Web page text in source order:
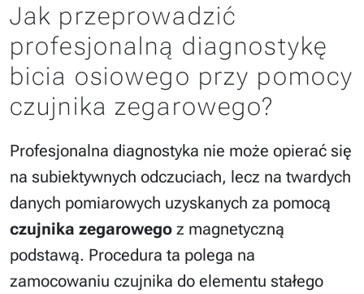
Jak przeprowadzić
profesjonalną diagnostykę
bicia osiowego przy pomocy
czujnika zegarowego?
Profesjonalna diagnostyka nie może opierać się
na subiektywnych odczuciach, lecz na twardych
danych pomiarowych uzyskanych za pomocą
czujnika zegarowego z magnetyczną
podstawą. Procedura ta polega na
zamocowaniu czujnika do elementu stałego